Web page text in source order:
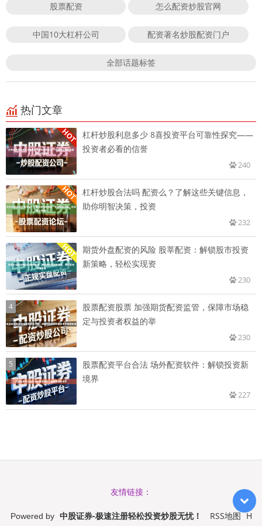
股票配资 怎么配资炒股官网
中国10大杠杆公司 配资著名炒股配资门户
全部话题标签
热门文章
杠杆炒股利息多少 8喜投资平台可靠性探究——
投资者必看的信誉
240
杠杆炒股合法吗 配资么？了解这些关键信息，
助你明智决策，投资
232
期货外盘配资的风险 股莘配资：解锁股市投资
新策略，轻松实现资
230
4
股票配资股票 加强期货配资监管，保障市场稳
定与投资者权益的举
230
5
股票配资平台合法 场外配资软件：解锁投资新
境界
227
友情链接：
Powered by 中股证券-极速注册轻松投资炒股无忧！ RSS地图 H